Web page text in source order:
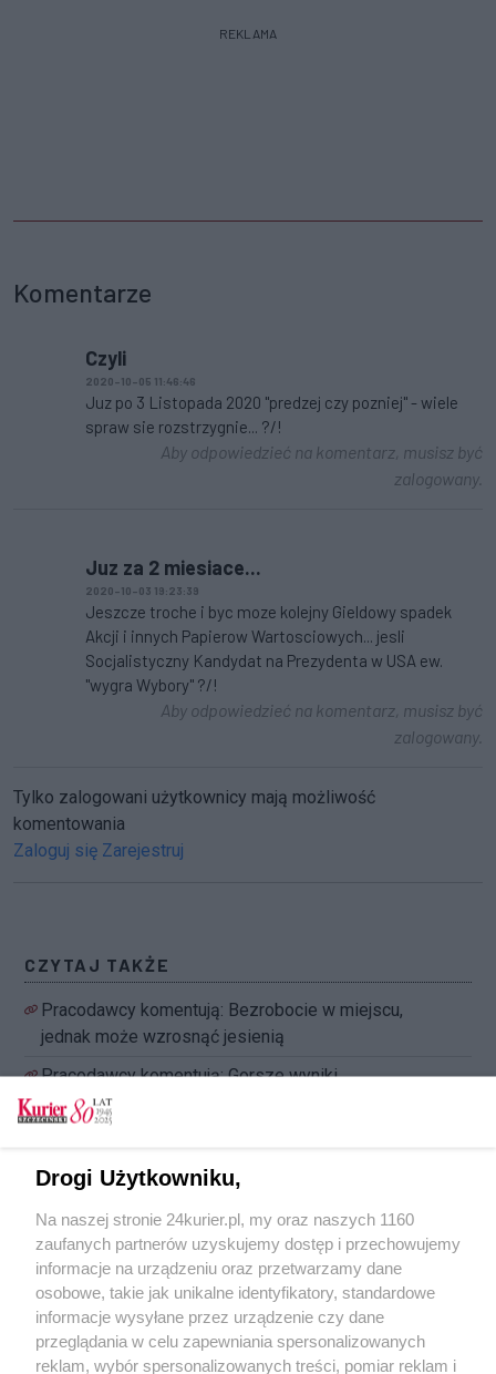
REKLAMA
Komentarze
Czyli
2020-10-05 11:46:46
Juz po 3 Listopada 2020 "predzej czy pozniej" - wiele
spraw sie rozstrzygnie... ?/!
Aby odpowiedzieć na komentarz, musisz być
zalogowany.
Juz za 2 miesiace...
2020-10-03 19:23:39
Jeszcze troche i byc moze kolejny Gieldowy spadek
Akcji i innych Papierow Wartosciowych... jesli
Socjalistyczny Kandydat na Prezydenta w USA ew.
"wygra Wybory" ?/!
Aby odpowiedzieć na komentarz, musisz być
zalogowany.
Tylko zalogowani użytkownicy mają możliwość
komentowania
Zaloguj się Zarejestruj
CZYTAJ TAKŻE
Pracodawcy komentują: Bezrobocie w miejscu,
jednak może wzrosnąć jesienią
Pracodawcy komentują: Gorsze wyniki
finansowe firm, ucierpiały zwłaszcza
gastronomia i hotelarstwo
Pracodawcy komentują: Poprawa nastrojów
konsumenckich
Pracodawcy komentują: Spadek PKB o ponad 8
procent
Pracodawcy komentują: Usługi wciąż drożeją,
inflacja nie odpuszcza
Drogi Użytkowniku,
Na naszej stronie 24kurier.pl, my oraz naszych 1160
zaufanych partnerów uzyskujemy dostęp i przechowujemy
informacje na urządzeniu oraz przetwarzamy dane
osobowe, takie jak unikalne identyfikatory, standardowe
informacje wysyłane przez urządzenie czy dane
przeglądania w celu zapewniania spersonalizowanych
reklam, wybór spersonalizowanych treści, pomiar reklam i